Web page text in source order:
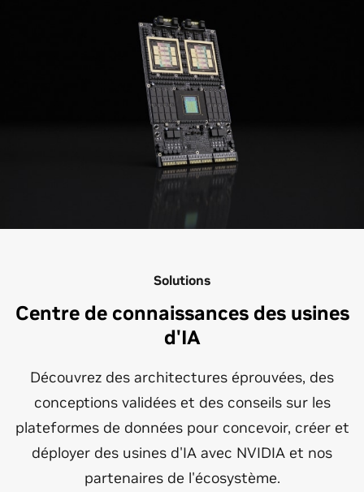
Solutions
Centre de connaissances des usines
d'IA
Découvrez des architectures éprouvées, des
conceptions validées et des conseils sur les
plateformes de données pour concevoir, créer et
déployer des usines d'IA avec NVIDIA et nos
partenaires de l'écosystème.